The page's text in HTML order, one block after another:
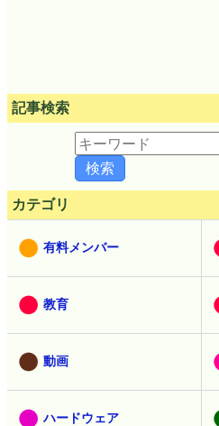
記事検索
カテゴリ
有料メンバー
教育
動画
ハードウェア